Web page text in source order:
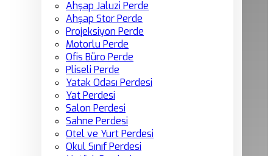
Ahşap Jaluzi Perde
Ahşap Stor Perde
Projeksiyon Perde
Motorlu Perde
Ofis Büro Perde
Pliseli Perde
Yatak Odası Perdesi
Yat Perdesi
Salon Perdesi
Sahne Perdesi
Otel ve Yurt Perdesi
Okul Sınıf Perdesi